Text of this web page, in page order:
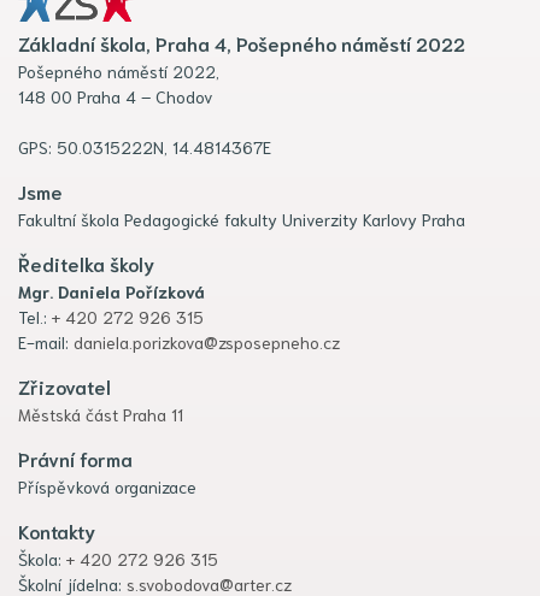
Základní škola, Praha 4, Pošepného náměstí 2022
Pošepného náměstí 2022,
148 00 Praha 4 – Chodov
GPS: 50.0315222N, 14.4814367E
Jsme
Fakultní škola Pedagogické fakulty Univerzity Karlovy Praha
Ředitelka školy
Mgr. Daniela Pořízková
Tel.: + 420 272 926 315
E-mail: daniela.porizkova@zsposepneho.cz
Zřizovatel
Městská část Praha 11
Právní forma
Příspěvková organizace
Kontakty
Škola: + 420 272 926 315
Školní jídelna: s.svobodova@arter.cz